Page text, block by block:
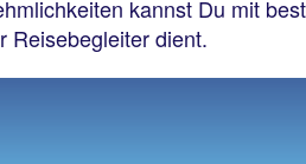
kannst Du mit
Reisebegleiter dient.